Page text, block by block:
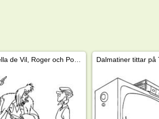
Cruella de Vil, Roger och Pongo Dalmatiner tittar på